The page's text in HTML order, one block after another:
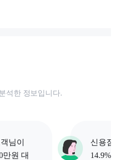
석한 정보입니다.
님이
만원 대
신용
14.9%